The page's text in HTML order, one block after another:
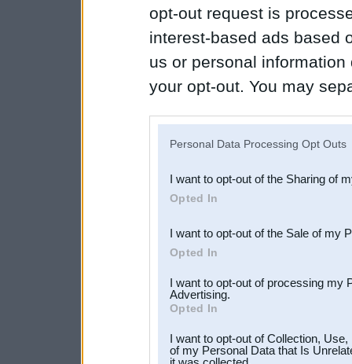
opt-out request is
interest-based ads based
us or personal
your opt-out. You may
Downstream Participants
third parties.
Personal Data Processing Opt Outs
I want to opt-out of the Sharing of
Opted In
I want to opt-out of the Sale of my
Opted In
I want to opt-out of processing my
Advertising.
Opted In
I want to opt-out of Collection,
of my Personal Data that Is